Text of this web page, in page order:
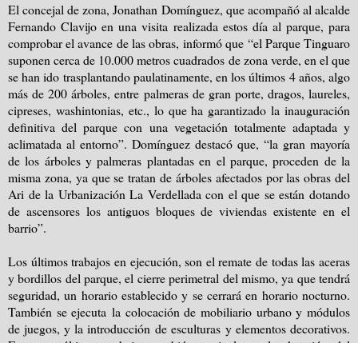
El concejal de zona, Jonathan Domínguez, que acompañó al alcalde
Fernando Clavijo en una visita realizada estos día al parque, para
comprobar el avance de las obras, informó que “el Parque Tinguaro
suponen cerca de 10.000 metros cuadrados de zona verde, en el que
se han ido trasplantando paulatinamente, en los últimos 4 años, algo
más de 200 árboles, entre palmeras de gran porte, dragos, laureles,
cipreses, washintonias, etc., lo que ha garantizado la inauguración
definitiva del parque con una vegetación totalmente adaptada y
aclimatada al entorno”. Domínguez destacó que, “la gran mayoría
de los árboles y palmeras plantadas en el parque, proceden de la
misma zona, ya que se tratan de árboles afectados por las obras del
Ari de la Urbanización La Verdellada con el que se están dotando
de ascensores los antiguos bloques de viviendas existente en el
barrio”.
Los últimos trabajos en ejecución, son el remate de todas las aceras
y bordillos del parque, el cierre perimetral del mismo, ya que tendrá
seguridad, un horario establecido y se cerrará en horario nocturno.
También se ejecuta la colocación de mobiliario urbano y módulos
de juegos, y la introducción de esculturas y elementos decorativos.